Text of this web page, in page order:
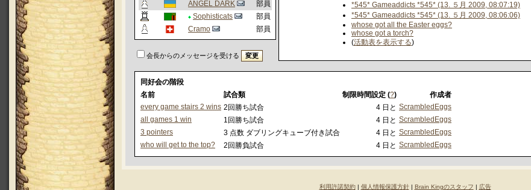
ANGEL DARK
部員
Sophisticats
部員
Cramo
部員
会長からのメッセージを受ける
*545* Gameaddicts *545* (13. ５月 2009, 08:07:19)
*545* Gameaddicts *545* (13. ５月 2009, 08:06:06)
whose got all the Easter eggs?
whose got a torch?
(活動表を表示する)
同好会の階段
名前
試合類 制限時間設定 (?)
作成者
every game stairs 2 wins 2回勝ち試合 4 日と ScrambledEggs
all games 1 win
1回勝ち試合 4 日と ScrambledEggs
3 pointers
3 点数 ダブリングキューブ付き試合 4 日と ScrambledEggs
who will get to the top?
2回勝負試合 4 日と ScrambledEggs
利用許諾契約| 個人情報保護方針| Brain Kingのスタッフ | 広告